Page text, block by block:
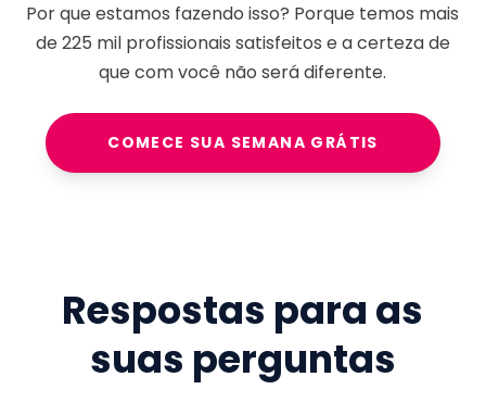
Por que estamos fazendo isso? Porque temos mais
de225 milprofissionais satisfeitos e a certeza de
que com você não será diferente.
COMECE SUA SEMANA GRÁTIS
Respostas para as
suas perguntas